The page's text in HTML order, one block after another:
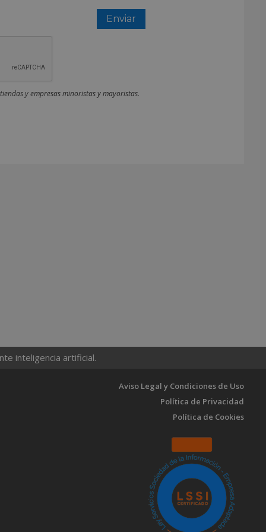
y empresas minoristas y mayoristas.
inteligencia artificial.
Aviso Legal y Condiciones de Uso
Política de Privacidad
Política de Cookies